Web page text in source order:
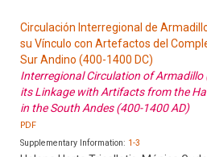
Circulación Interregional de
su Vínculo con Artefactos del
Sur Andino (400-1400 DC)
Interregional Circulation of Armadillo
its Linkage with Artifacts from the
in the South Andes (400-1400 AD)
PDF
Supplementary Information: 1-3